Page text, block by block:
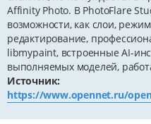
Affinity Photo. В PhotoFlare
возможности, как слои,
редактирование,
libmypaint, встроенные AI-
выполняемых моделей,
Источник:
https://www.opennet.ru/